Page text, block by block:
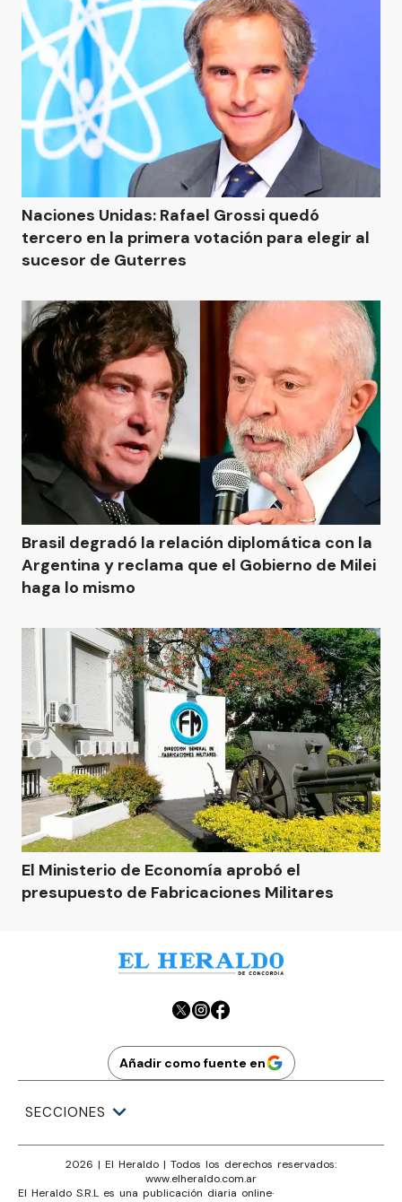
Naciones Unidas: Rafael Grossi quedó
tercero en la primera votación para elegir al
sucesor de Guterres
Brasil degradó la relación diplomática con la
Argentina y reclama que el Gobierno de Milei
haga lo mismo
El Ministerio de Economía aprobó el
presupuesto de Fabricaciones Militares
Añadir como fuente en
SECCIONES
2026 | El Heraldo | Todos los derechos reservados:
www.elheraldo.com.ar
El Heraldo S.R.L es una publicación diaria online·